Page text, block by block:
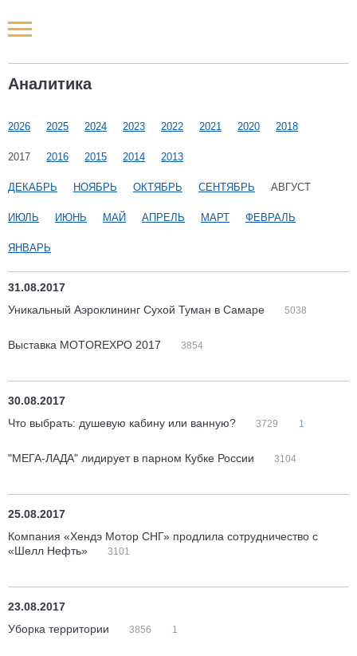
Аналитика
2026 2025 2024 2023 2022 2021 2020 2018
2017 2016 2015 2014 2013
ДЕКАБРЬ НОЯБРЬ ОКТЯБРЬ СЕНТЯБРЬ АВГУСТ
ИЮЛЬ ИЮНЬ МАЙ АПРЕЛЬ МАРТ ФЕВРАЛЬ
ЯНВАРЬ
31.08.2017
Уникальный Аэроклининг Сухой Туман в Самаре
5038
Выставка MOTOREXPO 2017 3854
30.08.2017
Что выбрать: душевую кабину или ванную?
3729 1
"МЕГА-ЛАДА" лидирует в парном Кубке России 3104
25.08.2017
Компания «Хендэ Мотор СНГ» продлила сотрудничество с
«Шелл Нефть»
3101
23.08.2017
Уборка территории
3856 1
Новости РФ
Наши мероприятия
Статьи